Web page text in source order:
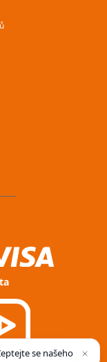
se našeho